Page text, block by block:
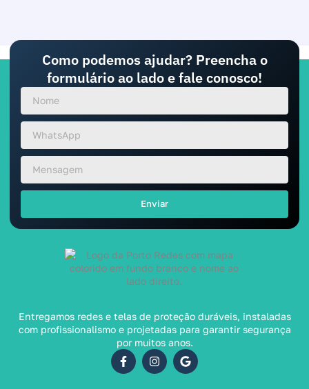
Como podemos ajudar? Preencha o
formulário ao lado e fale conosco!
Enviar
Entregamos redes e telas de proteção duráveis, instaladas
com profissionalismo e projetadas para garantir segurança
por muitos anos.